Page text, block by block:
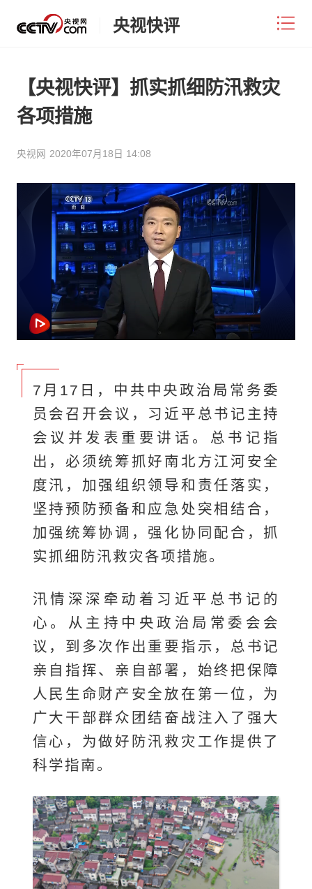
央视快评
【央视快评】抓实抓细防汛救灾
各项措施
央视网 2020年07月18日 14:08
7月17日，中共中央政治局常务委
员会召开会议，习近平总书记主持
会议并发表重要讲话。总书记指
出，必须统筹抓好南北方江河安全
度汛，加强组织领导和责任落实，
坚持预防预备和应急处突相结合，
加强统筹协调，强化协同配合，抓
实抓细防汛救灾各项措施。
汛情深深牵动着习近平总书记的
心。从主持中央政治局常委会会
议，到多次作出重要指示，总书记
亲自指挥、亲自部署，始终把保障
人民生命财产安全放在第一位，为
广大干部群众团结奋战注入了强大
信心，为做好防汛救灾工作提供了
科学指南。